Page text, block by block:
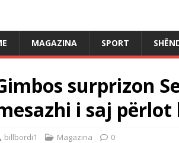
MAGAZINA SPORT
surprizon
i saj përlot
billbordi1 Magazina 0